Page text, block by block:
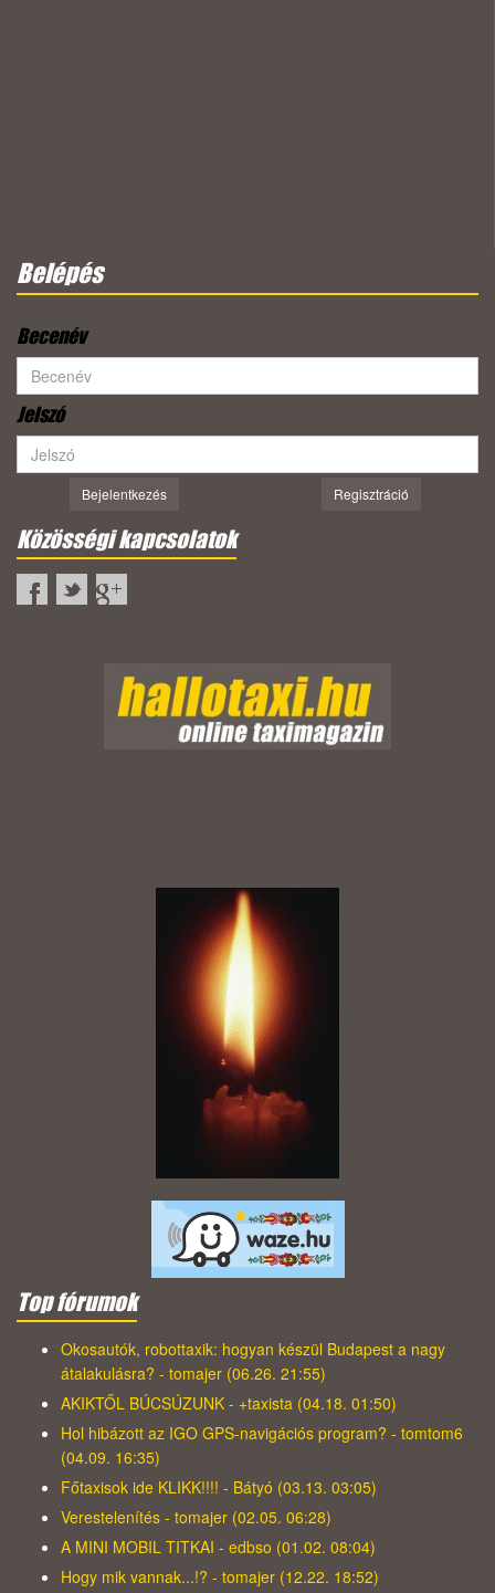
Belépés
Becenév
Jelszó
Bejelentkezés Regisztráció
Közösségi kapcsolatok
Top fórumok
Okosautók, robottaxik: hogyan készül Budapest a nagy
átalakulásra? - tomajer (06.26. 21:55)
AKIKTŐL BÚCSÚZUNK - +taxista (04.18. 01:50)
Hol hibázott az IGO GPS-navigációs program? - tomtom6
(04.09. 16:35)
Főtaxisok ide KLIKK!!!! - Bátyó (03.13. 03:05)
Verestelenítés - tomajer (02.05. 06:28)
A MINI MOBIL TITKAI - edbso (01.02. 08:04)
Hogy mik vannak...!? - tomajer (12.22. 18:52)